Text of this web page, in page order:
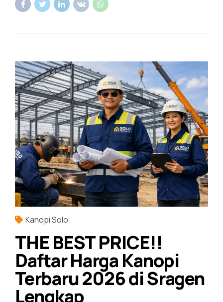
Kanopi Solo
THE BEST PRICE!!
Daftar Harga Kanopi
Terbaru 2026 di Sragen
Lengkap